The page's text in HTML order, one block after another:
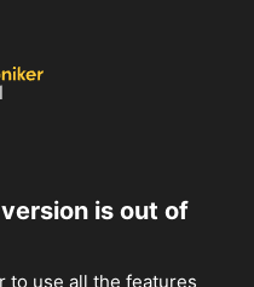
is out of
to use all the features